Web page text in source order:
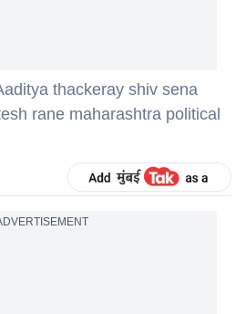
thackeray shiv sena
rane maharashtra political